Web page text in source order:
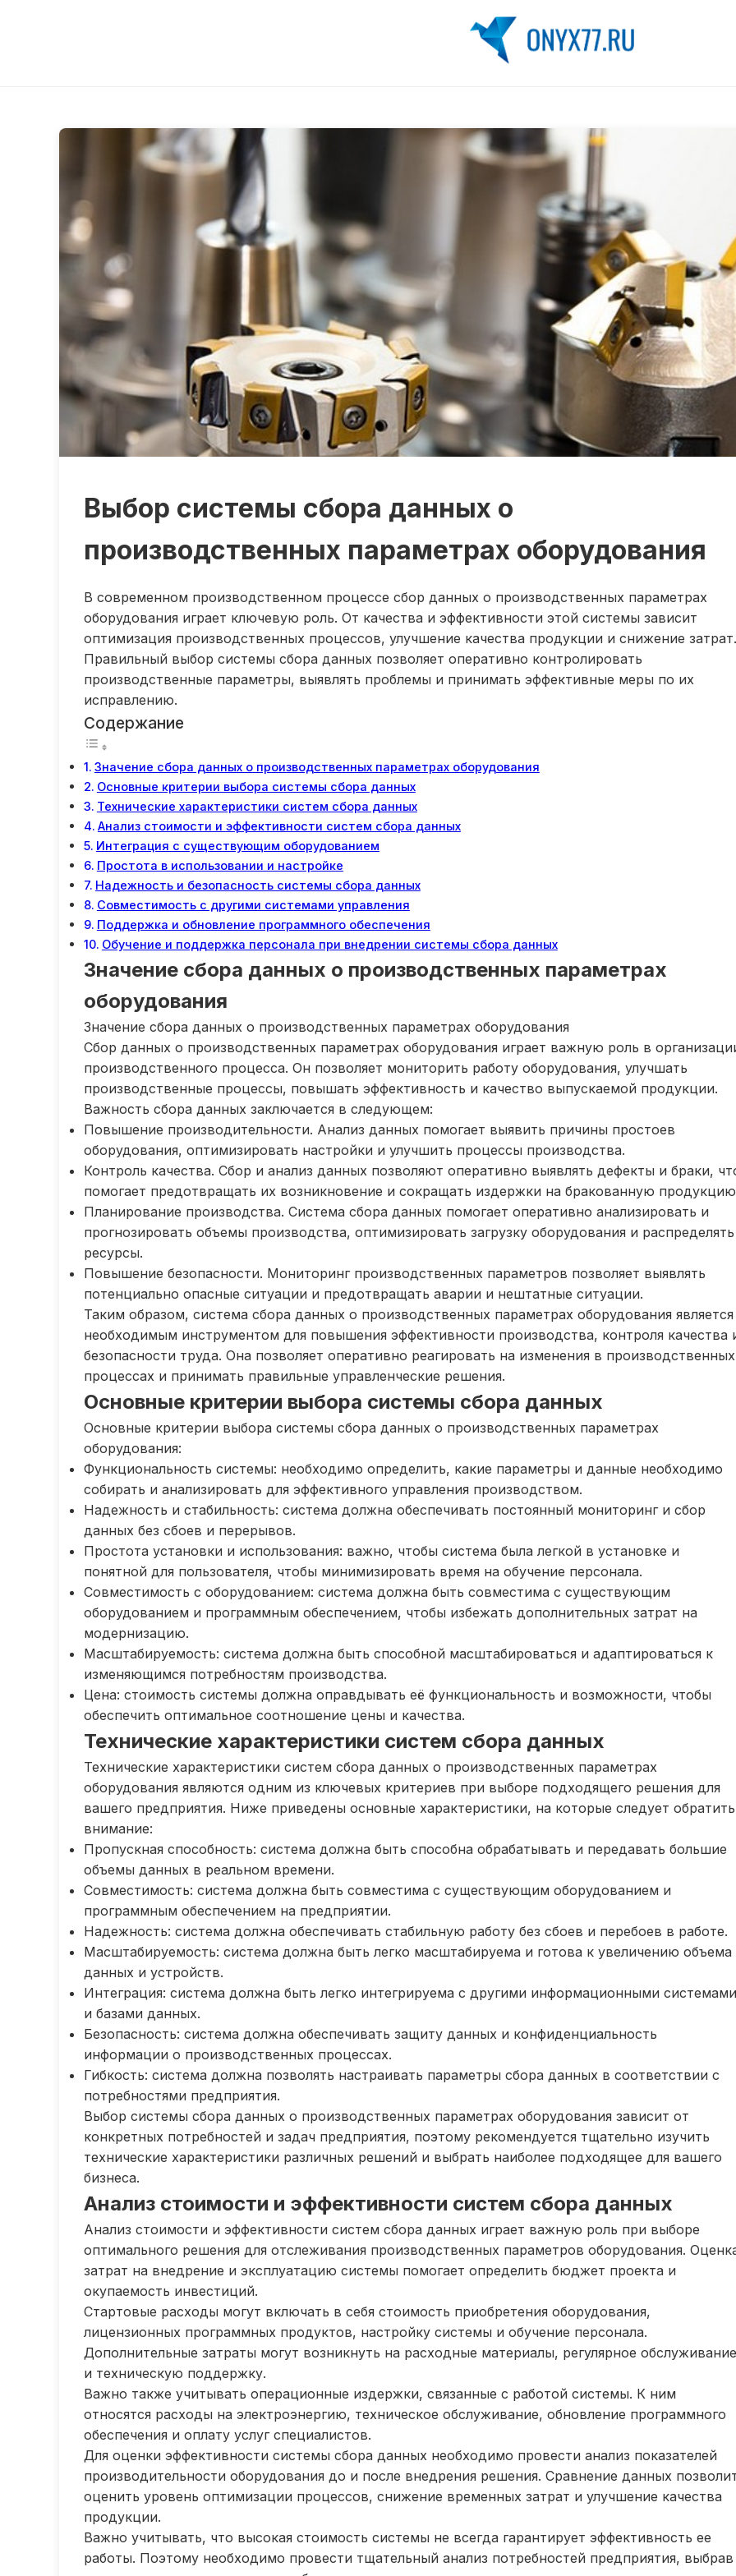
Выбор системы сбора данных о
производственных параметрах оборудования
В современном производственном процессе сбор данных о производственных параметрах
оборудования играет ключевую роль. От качества и эффективности этой системы зависит
оптимизация производственных процессов, улучшение качества продукции и снижение затрат.
Правильный выбор системы сбора данных позволяет оперативно контролировать
производственные параметры, выявлять проблемы и принимать эффективные меры по их
исправлению.
Содержание
Значение сбора данных о производственных параметрах оборудования
Основные критерии выбора системы сбора данных
Технические характеристики систем сбора данных
Анализ стоимости и эффективности систем сбора данных
Интеграция с существующим оборудованием
Простота в использовании и настройке
Надежность и безопасность системы сбора данных
Совместимость с другими системами управления
Поддержка и обновление программного обеспечения
Обучение и поддержка персонала при внедрении системы сбора данных
Значение сбора данных о производственных параметрах
оборудования
Значение сбора данных о производственных параметрах оборудования
Сбор данных о производственных параметрах оборудования играет важную роль в
производственного процесса. Он позволяет мониторить работу оборудования, улучшать
производственные процессы, повышать эффективность и качество выпускаемой продукции.
Важность сбора данных заключается в следующем:
Повышение производительности. Анализ данных помогает выявить причины простоев
оборудования, оптимизировать настройки и улучшить процессы производства.
Контроль качества. Сбор и анализ данных позволяют оперативно выявлять дефекты и браки,
помогает предотвращать их возникновение и сокращать издержки на бракованную
Планирование производства. Система сбора данных помогает оперативно анализировать и
прогнозировать объемы производства, оптимизировать загрузку оборудования и распределять
ресурсы.
Повышение безопасности. Мониторинг производственных параметров позволяет выявлять
потенциально опасные ситуации и предотвращать аварии и нештатные ситуации.
Таким образом, система сбора данных о производственных параметрах оборудования является
необходимым инструментом для повышения эффективности производства, контроля качества
безопасности труда. Она позволяет оперативно реагировать на изменения в производственных
процессах и принимать правильные управленческие решения.
Основные критерии выбора системы сбора данных
Основные критерии выбора системы сбора данных о производственных параметрах
оборудования:
Функциональность системы: необходимо определить, какие параметры и данные необходимо
собирать и анализировать для эффективного управления производством.
Надежность и стабильность: система должна обеспечивать постоянный мониторинг и сбор
данных без сбоев и перерывов.
Простота установки и использования: важно, чтобы система была легкой в установке и
понятной для пользователя, чтобы минимизировать время на обучение персонала.
Совместимость с оборудованием: система должна быть совместима с существующим
оборудованием и программным обеспечением, чтобы избежать дополнительных затрат на
модернизацию.
Масштабируемость: система должна быть способной масштабироваться и адаптироваться к
изменяющимся потребностям производства.
Цена: стоимость системы должна оправдывать её функциональность и возможности, чтобы
обеспечить оптимальное соотношение цены и качества.
Технические характеристики систем сбора данных
Технические характеристики систем сбора данных о производственных параметрах
оборудования являются одним из ключевых критериев при выборе подходящего решения для
вашего предприятия. Ниже приведены основные характеристики, на которые следует обратить
внимание:
Пропускная способность: система должна быть способна обрабатывать и передавать большие
объемы данных в реальном времени.
Совместимость: система должна быть совместима с существующим оборудованием и
программным обеспечением на предприятии.
Надежность: система должна обеспечивать стабильную работу без сбоев и перебоев в работе.
Масштабируемость: система должна быть легко масштабируема и готова к увеличению объема
данных и устройств.
Интеграция: система должна быть легко интегрируема с другими информационными системами
и базами данных.
Безопасность: система должна обеспечивать защиту данных и конфиденциальность
информации о производственных процессах.
Гибкость: система должна позволять настраивать параметры сбора данных в соответствии с
потребностями предприятия.
Выбор системы сбора данных о производственных параметрах оборудования зависит от
конкретных потребностей и задач предприятия, поэтому рекомендуется тщательно изучить
технические характеристики различных решений и выбрать наиболее подходящее для вашего
бизнеса.
Анализ стоимости и эффективности систем сбора данных
Анализ стоимости и эффективности систем сбора данных играет важную роль при выборе
оптимального решения для отслеживания производственных параметров оборудования.
затрат на внедрение и эксплуатацию системы помогает определить бюджет проекта и
окупаемость инвестиций.
Стартовые расходы могут включать в себя стоимость приобретения оборудования,
лицензионных программных продуктов, настройку системы и обучение персонала.
Дополнительные затраты могут возникнуть на расходные материалы, регулярное обслуживание
и техническую поддержку.
Важно также учитывать операционные издержки, связанные с работой системы. К ним
относятся расходы на электроэнергию, техническое обслуживание, обновление программного
обеспечения и оплату услуг специалистов.
Для оценки эффективности системы сбора данных необходимо провести анализ показателей
производительности оборудования до и после внедрения решения. Сравнение данных
оценить уровень оптимизации процессов, снижение временных затрат и улучшение качества
продукции.
Важно учитывать, что высокая стоимость системы не всегда гарантирует эффективность ее
работы. Поэтому необходимо провести тщательный анализ потребностей предприятия, выбрав